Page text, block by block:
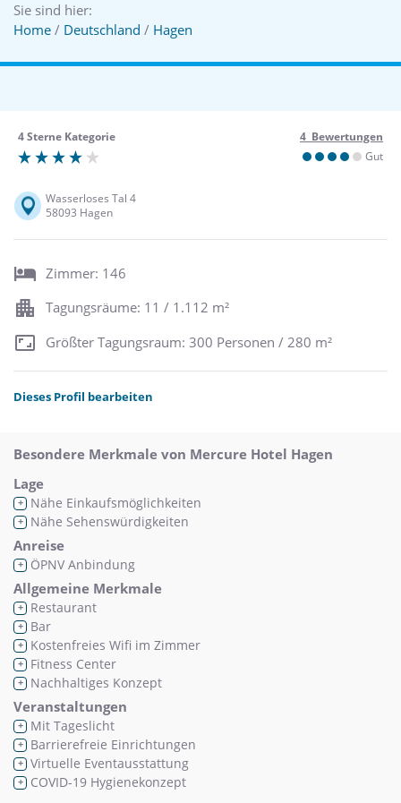
Sie sind hier:
Home / Deutschland / Hagen
4 Sterne Kategorie
4 Bewertungen
Gut
Wasserloses Tal 4
58093 Hagen
Zimmer: 146
Tagungsräume: 11 / 1.112 m²
Größter Tagungsraum: 300 Personen / 280 m²
Dieses Profil bearbeiten
Besondere Merkmale von Mercure Hotel Hagen
Lage
+ Nähe Einkaufsmöglichkeiten
+ Nähe Sehenswürdigkeiten
Anreise
+ ÖPNV Anbindung
Allgemeine Merkmale
+ Restaurant
+ Bar
+ Kostenfreies Wifi im Zimmer
+ Fitness Center
+ Nachhaltiges Konzept
Veranstaltungen
+ Mit Tageslicht
+ Barrierefreie Einrichtungen
+ Virtuelle Eventausstattung
+ COVID-19 Hygienekonzept